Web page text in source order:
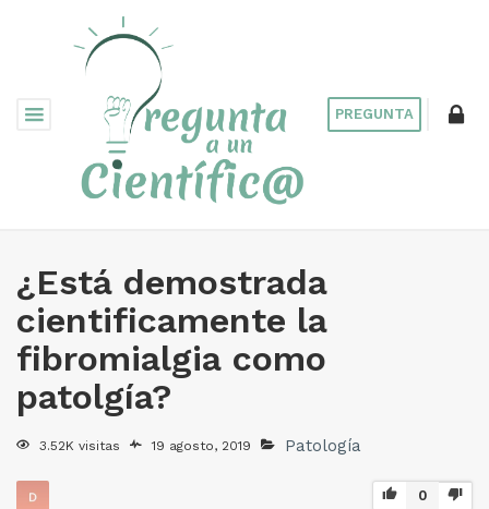
PREGUNTA
¿Está demostrada
cientificamente la
fibromialgia como
patolgía?
3.52K visitas 19 agosto, 2019 Patología
0